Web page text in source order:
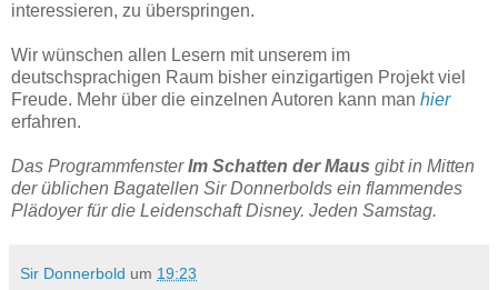
interessieren, zu überspringen.
Wir wünschen allen Lesern mit unserem im
deutschsprachigen Raum bisher einzigartigen Projekt viel
Freude. Mehr über die einzelnen Autoren kann man hier
erfahren.
Das ProgrammfensterIm Schatten der Maus gibt in Mitten
der üblichen Bagatellen Sir Donnerbolds ein flammendes
Plädoyer für die Leidenschaft Disney. Jeden Samstag.
Sir Donnerbold um 19:23